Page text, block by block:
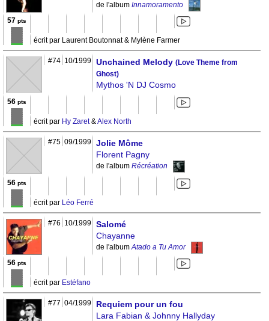
de l'album Innamoramento
57 pts
écrit par Laurent Boutonnat & Mylène Farmer
#74 10/1999 Unchained Melody (Love Theme from
Ghost)
Mythos 'N DJ Cosmo
56 pts
écrit par Hy Zaret&Alex North
#75 09/1999 Jolie Môme
Florent Pagny
de l'album Récréation
56 pts
écrit par Léo Ferré
#76 10/1999 Salomé
Chayanne
de l'albumAtado a Tu Amor
56 pts
écrit par Estéfano
#77 04/1999
Requiem pour un fou
Lara Fabian & Johnny Hallyday